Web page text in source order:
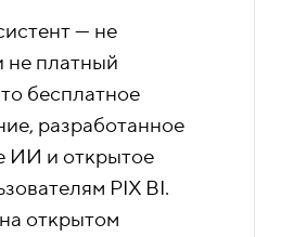
— не
не платный
бесплатное
разработанное
ИИ и открытое
PIX BI.
открытом